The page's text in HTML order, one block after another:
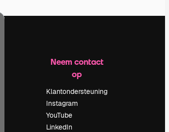
Neem contact
op
Klantondersteuning
Instagram
YouTube
LinkedIn